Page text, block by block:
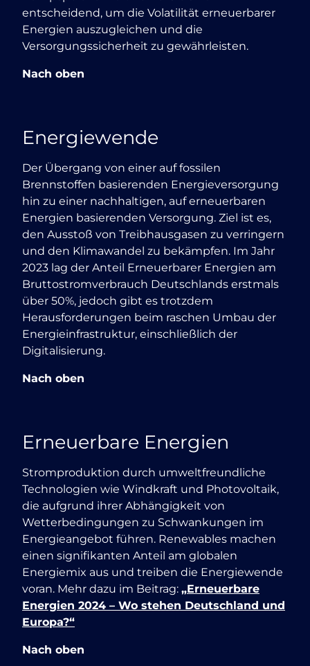
entscheidend, um die Volatilität erneuerbarer
Energien auszugleichen und die
Versorgungssicherheit zu gewährleisten.
Nach oben
Energiewende
Der Übergang von einer auf fossilen
Brennstoffen basierenden Energieversorgung
hin zu einer nachhaltigen, auf erneuerbaren
Energien basierenden Versorgung. Ziel ist es,
den Ausstoß von Treibhausgasen zu verringern
und den Klimawandel zu bekämpfen. Im Jahr
2023 lag der Anteil Erneuerbarer Energien am
Bruttostromverbrauch Deutschlands erstmals
über 50%, jedoch gibt es trotzdem
Herausforderungen beim raschen Umbau der
Energieinfrastruktur, einschließlich der
Digitalisierung.
Nach oben
Erneuerbare Energien
Stromproduktion durch umweltfreundliche
Technologien wie Windkraft und Photovoltaik,
die aufgrund ihrer Abhängigkeit von
Wetterbedingungen zu Schwankungen im
Energieangebot führen. Renewables machen
einen signifikanten Anteil am globalen
Energiemix aus und treiben die Energiewende
voran. Mehr dazu im Beitrag: „Erneuerbare
Energien 2024 – Wo stehen Deutschland und
Europa?“
Nach oben